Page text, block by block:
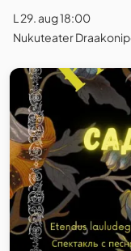
L 29. aug 18:00
Nukuteater